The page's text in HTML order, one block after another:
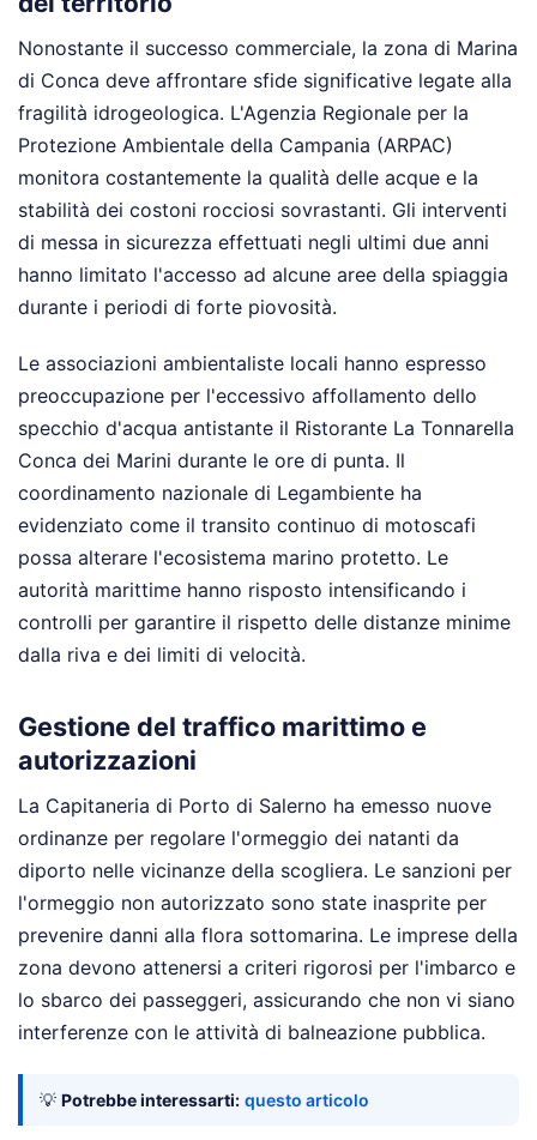
Nonostante il successo commerciale, la zona di Marina
di Conca deve affrontare sfide significative legate alla
fragilità idrogeologica. L'Agenzia Regionale per la
Protezione Ambientale della Campania (ARPAC)
monitora costantemente la qualità delle acque e la
stabilità dei costoni rocciosi sovrastanti. Gli interventi
di messa in sicurezza effettuati negli ultimi due anni
hanno limitato l'accesso ad alcune aree della spiaggia
durante i periodi di forte piovosità.
Le associazioni ambientaliste locali hanno espresso
preoccupazione per l'eccessivo affollamento dello
specchio d'acqua antistante il Ristorante La Tonnarella
Conca dei Marini durante le ore di punta. Il
coordinamento nazionale di Legambiente ha
evidenziato come il transito continuo di motoscafi
possa alterare l'ecosistema marino protetto. Le
autorità marittime hanno risposto intensificando i
controlli per garantire il rispetto delle distanze minime
dalla riva e dei limiti di velocità.
Gestione del traffico marittimo e
autorizzazioni
La Capitaneria di Porto di Salerno ha emesso nuove
ordinanze per regolare l'ormeggio dei natanti da
diporto nelle vicinanze della scogliera. Le sanzioni per
l'ormeggio non autorizzato sono state inasprite per
prevenire danni alla flora sottomarina. Le imprese della
zona devono attenersi a criteri rigorosi per l'imbarco e
lo sbarco dei passeggeri, assicurando che non vi siano
interferenze con le attività di balneazione pubblica.
💡 Potrebbe interessarti: questo articolo